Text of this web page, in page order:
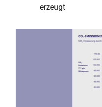
erzeugt